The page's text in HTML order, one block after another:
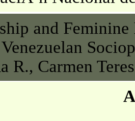
and
R., Carmen